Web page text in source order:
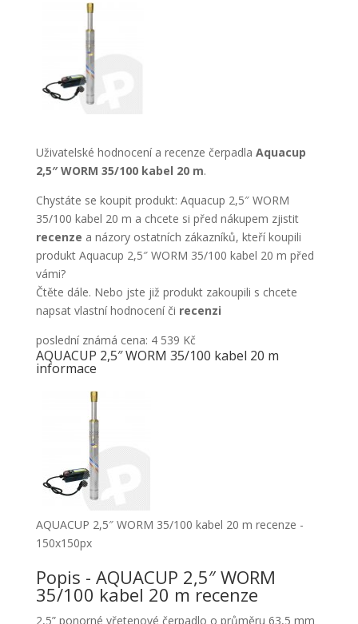
Uživatelské hodnocení a recenze čerpadla Aquacup
2,5″ WORM 35/100 kabel 20 m.
Chystáte se koupit produkt: Aquacup 2,5″ WORM
35/100 kabel 20 m a chcete si před nákupem zjistit
recenze a názory ostatních zákazníků, kteří koupili
produkt Aquacup 2,5″ WORM 35/100 kabel 20 m před
vámi?
Čtěte dále. Nebo jste již produkt zakoupili s chcete
napsat vlastní hodnocení či recenzi
poslední známá cena: 4 539 Kč
AQUACUP 2,5″ WORM 35/100 kabel 20 m
informace
AQUACUP 2,5″ WORM 35/100 kabel 20 m recenze -
150x150px
Popis - AQUACUP 2,5″ WORM
35/100 kabel 20 m recenze
2,5” ponorné vřetenové čerpadlo o průměru 63,5 mm